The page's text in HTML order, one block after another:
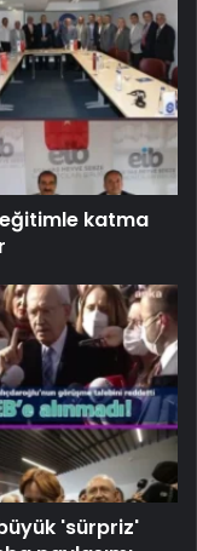
eğitimle katma
'sürpriz'